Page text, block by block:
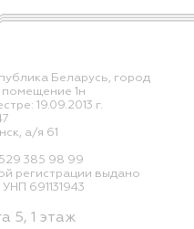
Беларусь, город
помещение 1н
19.09.2013 г.
а/я 61
385 98 99
регистрации выдано
691131943
5, 1 этаж